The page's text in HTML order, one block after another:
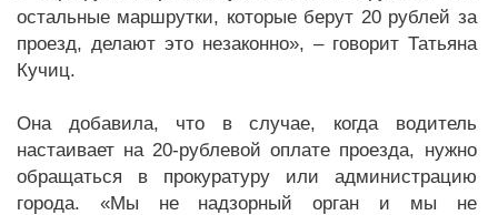
остальные маршрутки, которые берут 20 рублей за
проезд, делают это незаконно», – говорит Татьяна
Кучиц.
Она добавила, что в случае, когда водитель
настаивает на 20-рублевой оплате проезда, нужно
обращаться в прокуратуру или администрацию
города. «Мы не надзорный орган и мы не